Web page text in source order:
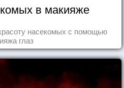
в макияже
насекомых с помощью
глаз